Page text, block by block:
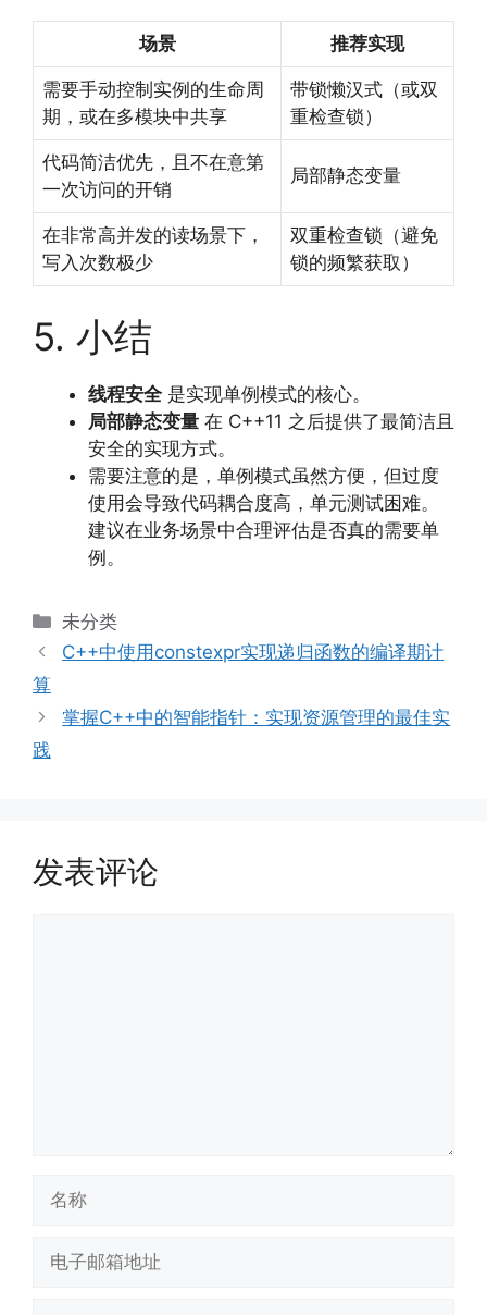
场景 推荐实现
需要手动控制实例的生命周
期，或在多模块中共享
带锁懒汉式（或双
重检查锁）
代码简洁优先，且不在意第
一次访问的开销
局部静态变量
在非常高并发的读场景下，
写入次数极少
双重检查锁（避免
锁的频繁获取）
5. 小结
线程安全是实现单例模式的核心。
局部静态变量 在 C++11 之后提供了最简洁且
安全的实现方式。
需要注意的是，单例模式虽然方便，但过度
使用会导致代码耦合度高，单元测试困难。
建议在业务场景中合理评估是否真的需要单
例。
分
类
未分类
C++中使用constexpr实现递归函数的编译期计
算
掌握C++中的智能指针：实现资源管理的最佳实
践
发表评论